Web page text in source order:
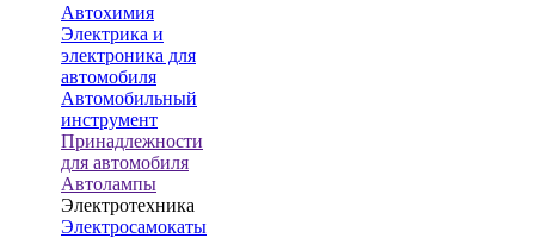
Автохимия
Электрика и
электроника для
автомобиля
Автомобильный
инструмент
Принадлежности
для автомобиля
Автолампы
Электротехника
Электросамокаты